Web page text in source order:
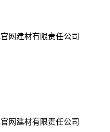
网建材有限责任公司
网建材有限责任公司